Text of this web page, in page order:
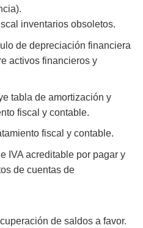
inventarios obsoletos.
de depreciación financiera
activos financieros y
tabla de amortización y
fiscal y contable.
fiscal y contable.
IVA acreditable por pagar y
de cuentas de
de saldos a favor.